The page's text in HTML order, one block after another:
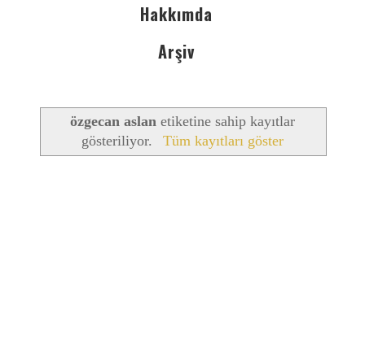
Hakkımda
Arşiv
özgecan aslan etiketine sahip kayıtlar
gösteriliyor.
Tüm kayıtları göster